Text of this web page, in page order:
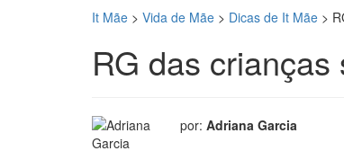
It Mãe > Vida de Mãe > Dicas de It Mãe >
RG das crianças
por: Adriana Garcia